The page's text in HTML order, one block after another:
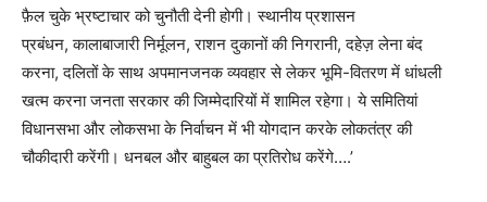
फ़ैल चुके भ्रष्टाचार को चुनौती देनी होगी। स्थानीय प्रशासन
प्रबंधन, कालाबाजारी निर्मूलन, राशन दुकानों की निगरानी, दहेज़ लेना बंद
करना, दलितों के साथ अपमानजनक व्यवहार से लेकर भूमि-वितरण में धांधली
खत्म करना जनता सरकार की जिम्मेदारियों में शामिल रहेगा। ये समितियां
विधानसभा और लोकसभा के निर्वाचन में भी योगदान करके लोकतंत्र की
चौकीदारी करेंगी। धनबल और बाहुबल का प्रतिरोध करेंगे….’